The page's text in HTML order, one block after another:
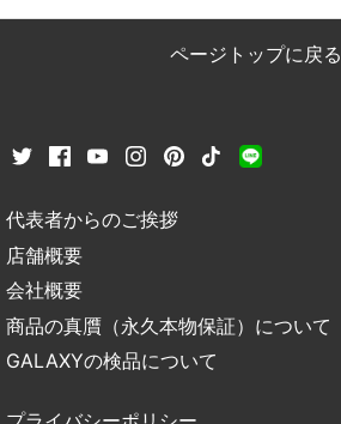
ページトップに戻る
代表者からのご挨拶
店舗概要
会社概要
商品の真贋（永久本物保証）について
GALAXYの検品について